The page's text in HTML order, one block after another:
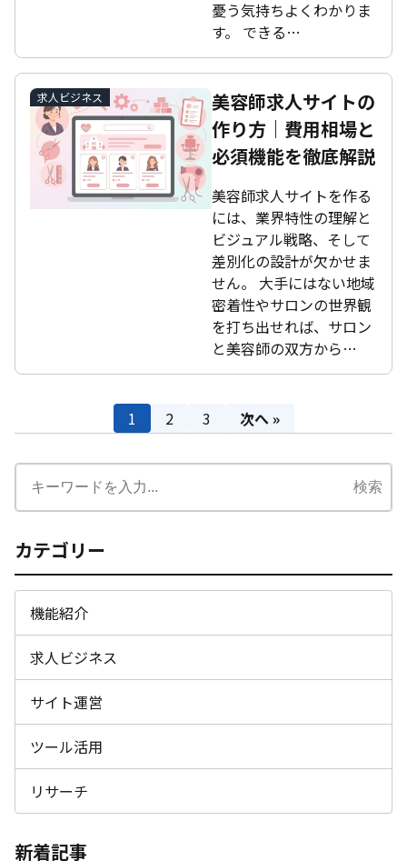
憂う気持ちよくわかりま
す。 できる…
求人ビジネス
美容師求人サイトの
作り方｜費用相場と
必須機能を徹底解説
美容師求人サイトを作る
には、業界特性の理解と
ビジュアル戦略、そして
差別化の設計が欠かせま
せん。 大手にはない地域
密着性やサロンの世界観
を打ち出せれば、サロン
と美容師の双方から…
1 2 3 次へ »
検索
カテゴリー
機能紹介
求人ビジネス
サイト運営
ツール活用
リサーチ
新着記事